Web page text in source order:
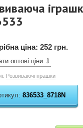
ціна:252 грн.
оптові ціни ⇩
Розвиваючі іграшки
836533_8718N